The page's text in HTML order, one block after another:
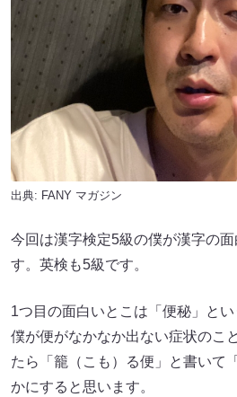
出典: FANY マガジン
今回は漢字検定5級の僕が漢字の
す。英検も5級です。
1つ目の面白いとこは「便秘」とい
僕が便がなかなか出ない症状のこ
たら「籠（こも）る便」と書いて
かにすると思います。